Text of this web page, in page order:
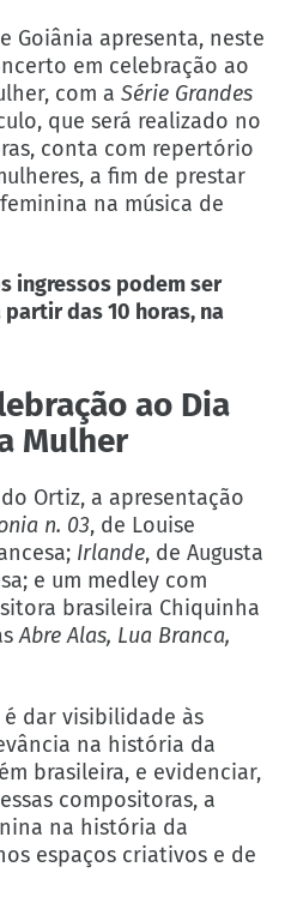
Goiânia apresenta, neste
em celebração ao
com a Série Grandes
que será realizado no
conta com repertório
a fim de prestar
na música de
ingressos podem ser
das 10 horas, na
ao Dia
Mulher
Ortiz, a apresentação
n. 03, de Louise
Irlande, de Augusta
e um medley com
brasileira Chiquinha
Abre Alas, Lua Branca,
dar visibilidade às
na história da
brasileira, e evidenciar,
compositoras, a
na história da
espaços criativos e de